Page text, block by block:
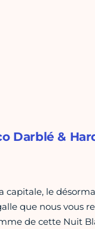
Darblé &
capitale, le
que nous vous
de cette Nuit